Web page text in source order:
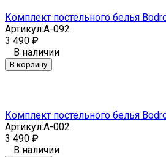
Комплект постельного белья
Артикул:A-092
3 490 ₽
В наличии
В корзину
Комплект постельного белья
Артикул:A-002
3 490 ₽
В наличии